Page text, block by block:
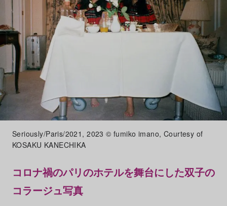
Seriously/Paris/2021, 2023 © fumiko imano, Courtesy of
KOSAKU KANECHIKA
コロナ禍のパリのホテルを舞台にした双子の
コラージュ写真